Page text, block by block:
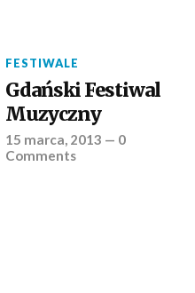
FESTIWALE
Gdański Festiwal
Muzyczny
15 marca, 2013 — 0
Comments